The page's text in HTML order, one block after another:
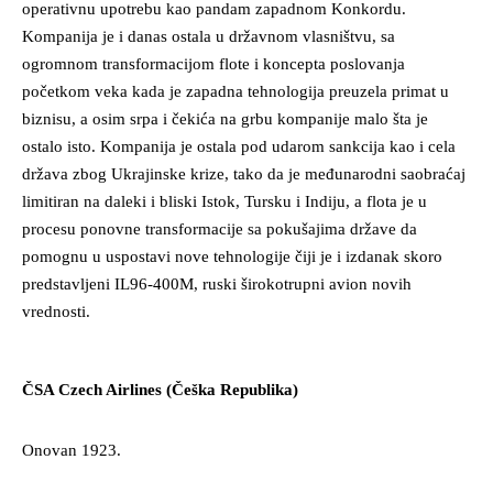
operativnu upotrebu kao pandam zapadnom Konkordu.
Kompanija je i danas ostala u državnom vlasništvu, sa
ogromnom transformacijom flote i koncepta poslovanja
početkom veka kada je zapadna tehnologija preuzela primat u
biznisu, a osim srpa i čekića na grbu kompanije malo šta je
ostalo isto. Kompanija je ostala pod udarom sankcija kao i cela
država zbog Ukrajinske krize, tako da je međunarodni saobraćaj
limitiran na daleki i bliski Istok, Tursku i Indiju, a flota je u
procesu ponovne transformacije sa pokušajima države da
pomognu u uspostavi nove tehnologije čiji je i izdanak skoro
predstavljeni IL96-400M, ruski širokotrupni avion novih
vrednosti.
ČSA Czech Airlines (Češka Republika)
Onovan 1923.